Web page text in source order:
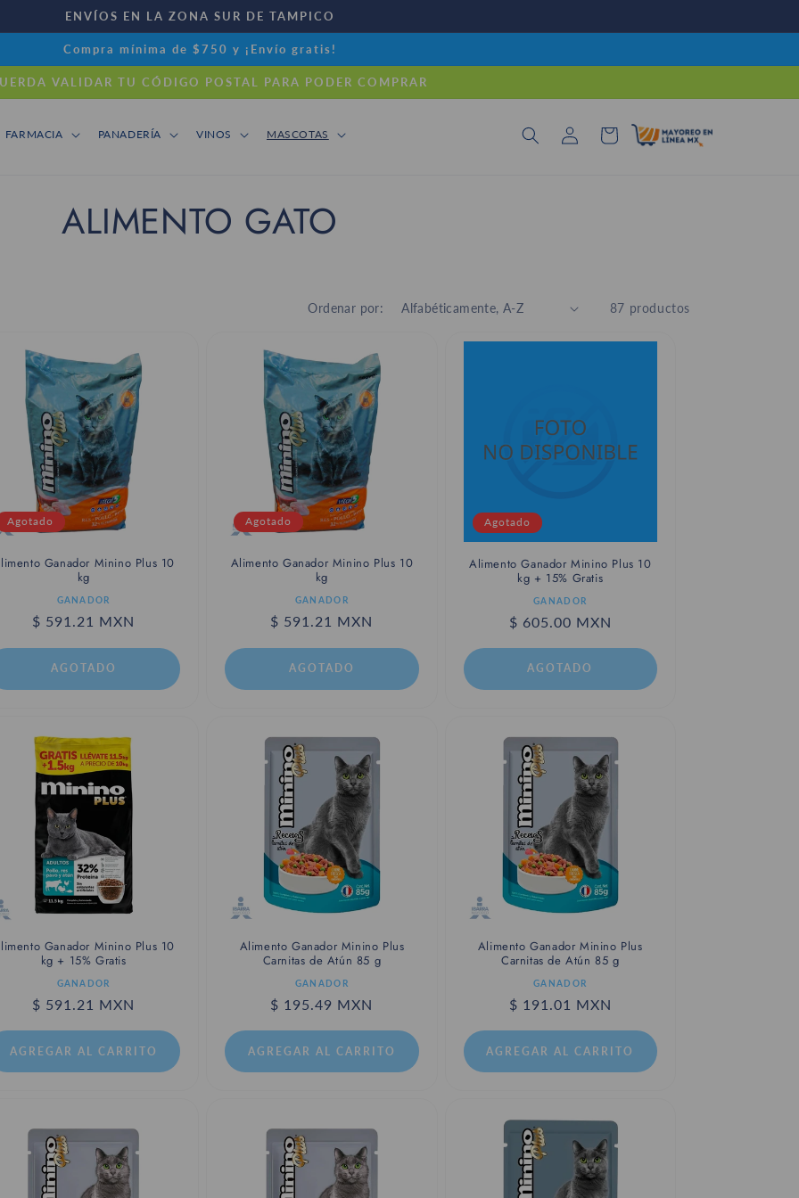
ENVÍOS EN LA ZONA SUR DE TAMPICO
Compra mínima de $750 y ¡Envío gratis!
VALIDAR TU CÓDIGO POSTAL PARA PODER COMPRAR
FARMACIA PANADERÍA VINOS MASCOTAS
Iniciar
sesión
Carrito
C
e
c
c
i
ó
n
:
ALIMENTO GATO
Ordenar por: 87 productos
Agotado
Ganador Minino Plus 10
kg
GANADOR
Precio
$ 591.21 MXN
AGOTADO
Agotado
Alimento Ganador Minino Plus 10
kg
Proveedor:GANADOR
Precio
$ 591.21 MXN
AGOTADO
Agotado
Alimento Ganador Minino Plus 10
kg + 15% Gratis
Proveedor:GANADOR
Precio
$ 605.00 MXN
AGOTADO
Ganador Minino Plus 10
kg + 15% Gratis
GANADOR
Precio
$ 591.21 MXN
AGREGAR AL CARRITO
Alimento Ganador Minino Plus
Carnitas de Atún 85 g
Proveedor:GANADOR
Precio
$ 195.49 MXN
AGREGAR AL CARRITO
Alimento Ganador Minino Plus
Carnitas de Atún 85 g
Proveedor:GANADOR
Precio
$ 191.01 MXN
AGREGAR AL CARRITO